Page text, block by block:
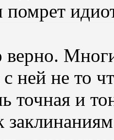
помрет
ней не то
точная и